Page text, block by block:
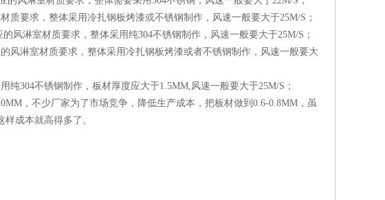
要求，整体采用冷扎钢板烤漆或不锈钢制作，风速一般要大于25M/S；
风淋室材质要求，整体采用纯304不锈钢制作，风速一般要大于25M/S；
风淋室材质要求，整体采用冷扎钢板烤漆或者不锈钢制作，风速一般要大
304不锈钢制作，板材厚度应大于1.5MM,风速一般要大于25M/S；
，不少厂家为了市场竞争，降低生产成本，把板材做到0.6-0.8MM，虽
成本就高得多了。